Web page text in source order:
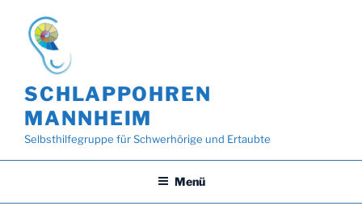
Inhalt
springen
SCHLAPPOHREN
MANNHEIM
Selbsthilfegruppe für Schwerhörige und Ertaubte
Menü